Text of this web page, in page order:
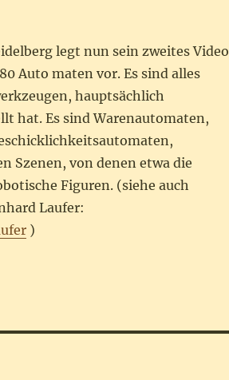
legt nun sein zweites Video
Auto maten vor. Es sind alles
hauptsächlich
hat. Es sind Warenautomaten,
Szenen, von denen etwa die
Figuren. (siehe auch
Laufer:
)